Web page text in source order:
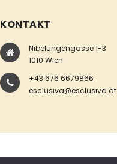
KONTAKT
Nibelungengasse 1-3
1010 Wien
+43 676 6679866
esclusiva@esclusiva.at